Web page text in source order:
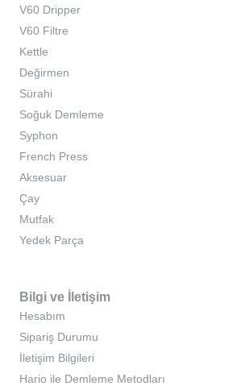
V60 Dripper
V60 Filtre
Kettle
Değirmen
Sürahi
Soğuk Demleme
Syphon
French Press
Aksesuar
Çay
Mutfak
Yedek Parça
Bilgi ve İletişim
Hesabım
Sipariş Durumu
İletişim Bilgileri
Hario ile Demleme Metodları